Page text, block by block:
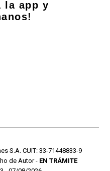
la app y
S.A. CUIT: 33-71448833-9
de Autor - EN TRÁMITE